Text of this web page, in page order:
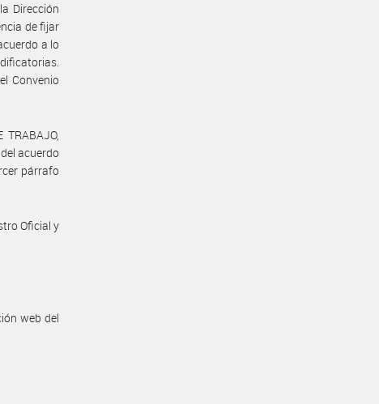
Dirección
de fijar
a lo
Convenio
acuerdo
párrafo
Oficial y
web del